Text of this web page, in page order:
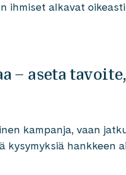
ihmiset alkavat
– aseta tavoite,
kampanja, vaan
kysymyksiä hankkeen